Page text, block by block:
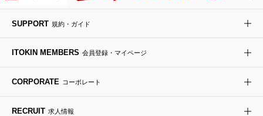
ダウンジャケット・コート
チャーム・ストラップ
トラベルバッグ
ドレスシューズ
ポプリアレンジ＆フレグランス
SUPPORT 規約・ガイド
ITOKIN MEMBERS 会員登録・マイページ
CORPORATE コーポレート
RECRUIT 求人情報